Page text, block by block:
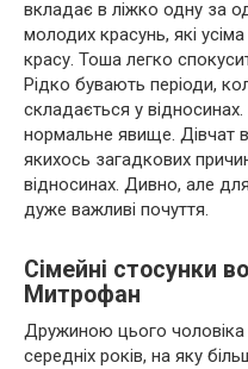
вкладає в ліжко одну за
молодих красунь, які
красу. Тоша легко
Рідко бувають періоди,
складається у
нормальне явище. Дівчат
якихось загадкових
відносинах. Дивно, але
дуже важливі почуття.
Сімейні стосунки
Митрофан
Дружиною цього чоловіка
середніх років, на яку